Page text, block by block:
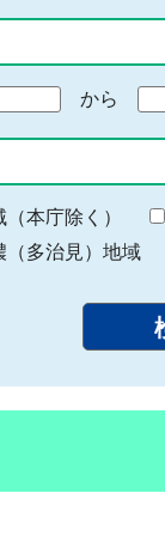
から
終
わ
り
本庁除く）
（多治見）地域